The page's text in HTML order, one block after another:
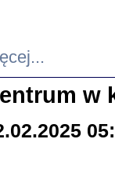
w